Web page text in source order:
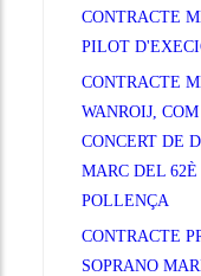
CONTRACTE
PILOT
CONTRACTE
WANROIJ,
CONCERT DE
MARC DEL
POLLENÇA
CONTRACTE
SOPRANO